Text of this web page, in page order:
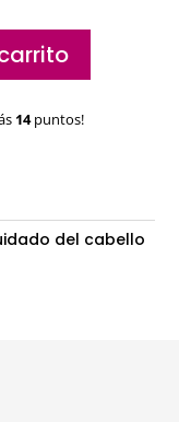
14puntos!
del cabello